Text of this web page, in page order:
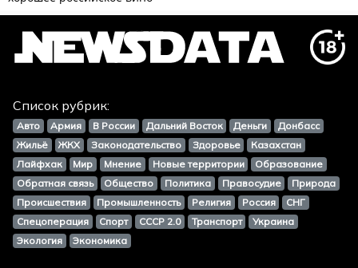
Список рубрик:
Авто Армия В России Дальний Восток Деньги
Донбасс
Жильё
ЖКХ Законодательство Здоровье
Казахстан
Лайфхак
Мир Мнение Новые территории
Образование
Обратная связь
Общество Политика Правосудие
Природа
Происшествия
Промышленность Религия Россия
СНГ
Спецоперация
Спорт СССР 2.0 Транспорт
Украина
Экология
Экономика